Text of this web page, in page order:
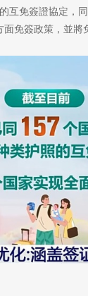
互免簽證協定，
免簽政策，並將